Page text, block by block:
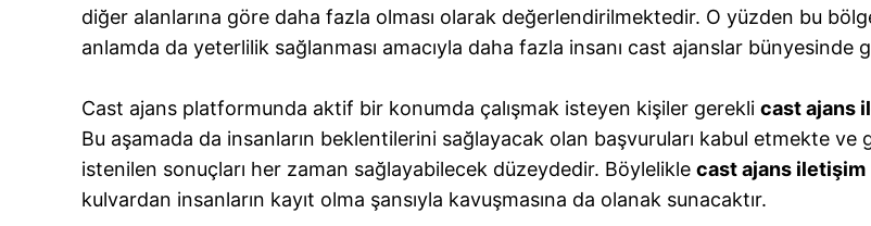
diğer alanlarına göre daha fazla olması olarak değerlendirilmektedir. O yüzden bu
anlamda da yeterlilik sağlanması amacıyla daha fazla insanı cast ajanslar bünyesinde
Cast ajans platformunda aktif bir konumda çalışmak isteyen kişiler gereklicast ajans
Bu aşamada da insanların beklentilerini sağlayacak olan başvuruları kabul etmekte
istenilen sonuçları her zaman sağlayabilecek düzeydedir. Böyleliklecast ajans iletişim
kulvardan insanların kayıt olma şansıyla kavuşmasına da olanak sunacaktır.